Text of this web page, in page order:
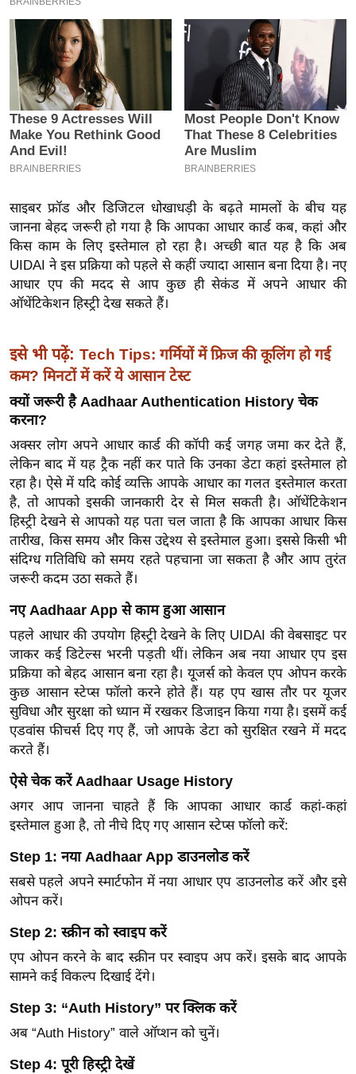
0
क्रा
इ
म
ई
-
प
र
मि
सा
ल
मि
सा
ल
श
ख्सि
य
त
यं
ग
इं
डि
या
सा
हि
त्य
ज
ग
त
ऑ
व
र्ल्ड
न्यू
ज
फ
नो
रं
ज
ज
ग
त
साइबर फ्रॉड और डिजिटल धोखाधड़ी के बढ़ते मामलों के बीच यह
जानना बेहद जरूरी हो गया है कि आपका आधार कार्ड कब, कहां और
किस काम के लिए इस्तेमाल हो रहा है। अच्छी बात यह है कि अब
UIDAI ने इस प्रक्रिया को पहले से कहीं ज्यादा आसान बना दिया है। नए
आधार एप की मदद से आप कुछ ही सेकंड में अपने आधार की
ऑथेंटिकेशन हिस्ट्री देख सकते हैं।
इसे भी पढ़ें: Tech Tips: गर्मियों में फ्रिज की कूलिंग हो गई
कम? मिनटों में करें ये आसान टेस्ट
क्यों जरूरी है Aadhaar Authentication History चेक
करना?
अक्सर लोग अपने आधार कार्ड की कॉपी कई जगह जमा कर देते हैं,
लेकिन बाद में यह ट्रैक नहीं कर पाते कि उनका डेटा कहां इस्तेमाल हो
रहा है। ऐसे में यदि कोई व्यक्ति आपके आधार का गलत इस्तेमाल करता
है, तो आपको इसकी जानकारी देर से मिल सकती है। ऑथेंटिकेशन
हिस्ट्री देखने से आपको यह पता चल जाता है कि आपका आधार किस
तारीख, किस समय और किस उद्देश्य से इस्तेमाल हुआ। इससे किसी भी
संदिग्ध गतिविधि को समय रहते पहचाना जा सकता है और आप तुरंत
जरूरी कदम उठा सकते हैं।
नए Aadhaar App से काम हुआ आसान
पहले आधार की उपयोग हिस्ट्री देखने के लिए UIDAI की वेबसाइट पर
जाकर कई डिटेल्स भरनी पड़ती थीं। लेकिन अब नया आधार एप इस
प्रक्रिया को बेहद आसान बना रहा है। यूजर्स को केवल एप ओपन करके
कुछ आसान स्टेप्स फॉलो करने होते हैं। यह एप खास तौर पर यूजर
सुविधा और सुरक्षा को ध्यान में रखकर डिजाइन किया गया है। इसमें कई
एडवांस फीचर्स दिए गए हैं, जो आपके डेटा को सुरक्षित रखने में मदद
करते हैं।
ऐसे चेक करें Aadhaar Usage History
अगर आप जानना चाहते हैं कि आपका आधार कार्ड कहां-कहां
इस्तेमाल हुआ है, तो नीचे दिए गए आसान स्टेप्स फॉलो करें:
Step 1: नया Aadhaar App डाउनलोड करें
सबसे पहले अपने स्मार्टफोन में नया आधार एप डाउनलोड करें और इसे
ओपन करें।
Step 2: स्क्रीन को स्वाइप करें
एप ओपन करने के बाद स्क्रीन पर स्वाइप अप करें। इसके बाद आपके
सामने कई विकल्प दिखाई देंगे।
Step 3: “Auth History” पर क्लिक करें
अब “Auth History” वाले ऑप्शन को चुनें।
Step 4: पूरी हिस्ट्री देखें